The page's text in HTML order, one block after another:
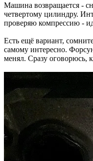
Машина возвращается -
четвертому цилиндру.
проверяю компрессию -
Есть ещё вариант,
самому интересно.
менял. Сразу оговорюсь,